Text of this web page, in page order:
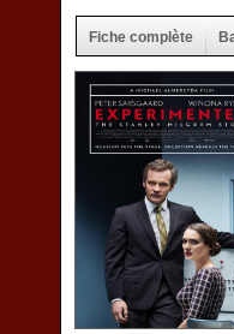
Fiche complète